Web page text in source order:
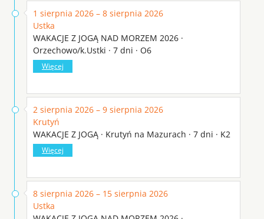
1 sierpnia 2026 – 8 sierpnia 2026
Ustka
WAKACJE Z JOGĄ NAD MORZEM 2026 ·
Orzechowo/k.Ustki · 7 dni · O6
Więcej
2 sierpnia 2026 – 9 sierpnia 2026
Krutyń
WAKACJE Z JOGĄ · Krutyń na Mazurach · 7 dni · K2
Więcej
8 sierpnia 2026 – 15 sierpnia 2026
Ustka